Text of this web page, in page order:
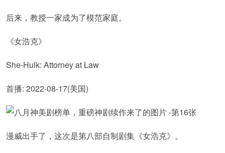
后来，教授一家成为了模范家庭。
《女浩克》
She-Hulk: Attorney at Law
首播: 2022-08-17(美国)
漫威出手了，这次是第八部自制剧集《女浩克》。